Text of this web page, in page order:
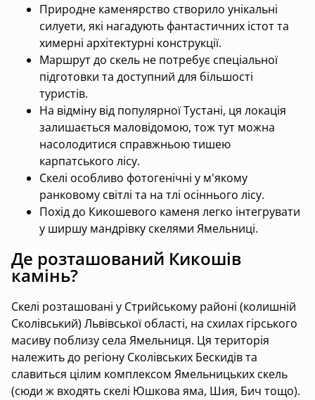
Природне каменярство створило унікальні
силуети, які нагадують фантастичних істот та
химерні архітектурні конструкції.
Маршрут до скель не потребує спеціальної
підготовки та доступний для більшості
туристів.
На відміну від популярної Тустані, ця локація
залишається маловідомою, тож тут можна
насолодитися справжньою тишею
карпатського лісу.
Скелі особливо фотогенічні у м'якому
ранковому світлі та на тлі осіннього лісу.
Похід до Кикошевого каменя легко інтегрувати
у ширшу мандрівку скелями Ямельниці.
Де розташований Кикошів
камінь?
Скелі розташовані у Стрийському районі (колишній
Сколівський) Львівської області, на схилах гірського
масиву поблизу села Ямельниця. Ця територія
належить до регіону Сколівських Бескидів та
славиться цілим комплексом Ямельницьких скель
(сюди ж входять скелі Юшкова яма, Шия, Бич тощо).